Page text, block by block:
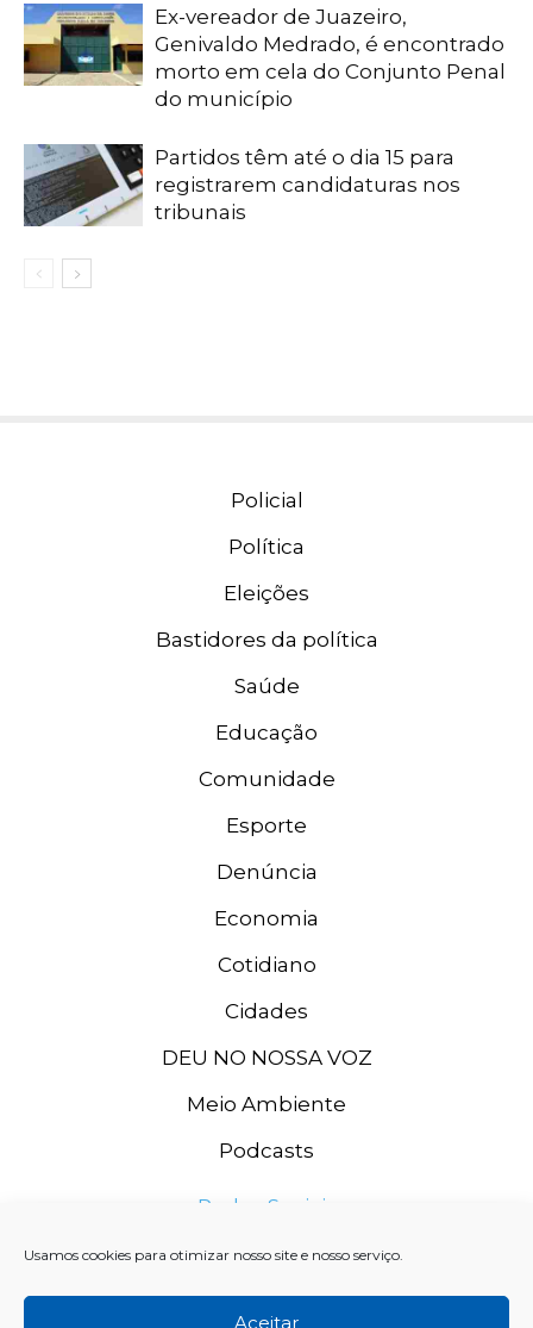
Usamos cookies para otimizar nosso site e nosso serviço.
Aceitar
Ex-vereador de Juazeiro,
Genivaldo Medrado, é encontrado
morto em cela do Conjunto Penal
do município
Partidos têm até o dia 15 para
registrarem candidaturas nos
tribunais
Policial
Política
Eleições
Bastidores da política
Saúde
Educação
Comunidade
Esporte
Denúncia
Economia
Cotidiano
Cidades
DEU NO NOSSA VOZ
Meio Ambiente
Podcasts
Redes Sociais